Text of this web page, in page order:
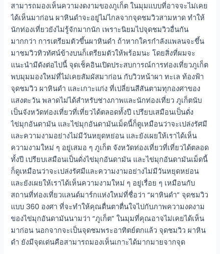
สามารถมองเห็นความงดงามของภูเก็ต ในมุมแบบที่อาจจะไม่เคย
ได้เห็นมาก่อน ผาหินดำจะอยู่ไม่ไกลจากจุดชมวิวสามหาด ทำให้
นักท่องเที่ยวยังไม่รู้จักมากนัก เพราะนิยมไปจุดชมวิวอื่นกัน
มากกว่า การเตรียมตัวขึ้นผาหินดำ ถ้าหากใครกำลังแพลนจะขึ้น
มาชมวิวทิวทัศน์ข้างบนก็เตรียมตัวให้พร้อมนะ โดยสิ่งที่ผมจะ
แนะนำมีดังต่อไปนี้ จุดเช็คอินเปิดประสบการณ์การท่องเที่ยวภูเก็ต
พบมุมมองใหม่ที่ไม่เคยสัมผัสมาก่อน กับวิวหน้าผา ทะเล ท้องฟ้า
จุดชมวิว ผาหินดํา และเกาะแก่ง ที่เปลี่ยนสีสันตามทุกองศาของ
แสงตะวัน พลาดไม่ได้สำหรับช่างภาพและนักท่องเที่ยว ภูเก็ตนับ
เป็นจังหวัดท่องเที่ยวที่เที่ยวได้ตลอดทั้งปี เปรียบเสมือนเป็นดั่ง
ไข่มุกอันดามัน และไข่มุกอันดามันเม็ดนี้ก็ดูเหมือนว่าจะเปล่งรัศมี
และความงามอย่างไม่มีวันหยุดหย่อน และยังเผยให้เราได้เห็น
ความงามใหม่ ๆ อยู่เสมอ ๆ ภูเก็ต จังหวัดท่องเที่ยวที่เที่ยวได้ตลอด
ทั้งปี เปรียบเสมือนเป็นดั่งไข่มุกอันดามัน และไข่มุกอันดามันเม็ดนี้
ก็ดูเหมือนว่าจะเปล่งรัศมีและความงามอย่างไม่มีวันหยุดหย่อน
และยังเผยให้เราได้เห็นความงามใหม่ ๆ อยู่เรื่อย ๆ เหมือนกับ
สถานที่ท่องเที่ยวแลนด์มาร์กแห่งใหม่ที่ชื่อว่า “ผาหินดำ” จุดชมวิว
แบบ 360 องศา ที่จะทำให้คุณตื่นตาตื่นใจไปกับภาพความงดงาม
ของไข่มุกอันดามันนามว่า “ภูเก็ต” ในมุมที่คุณอาจไม่เคยได้เห็น
มาก่อน นอกจากจะเป็นจุดชมพระอาทิตย์ตกแล้ว จุดชมวิว ผาหิน
ดํา ยังมีจุดเด่นคือสามารถมองเห็นเกาะได้มากมายจากจุด